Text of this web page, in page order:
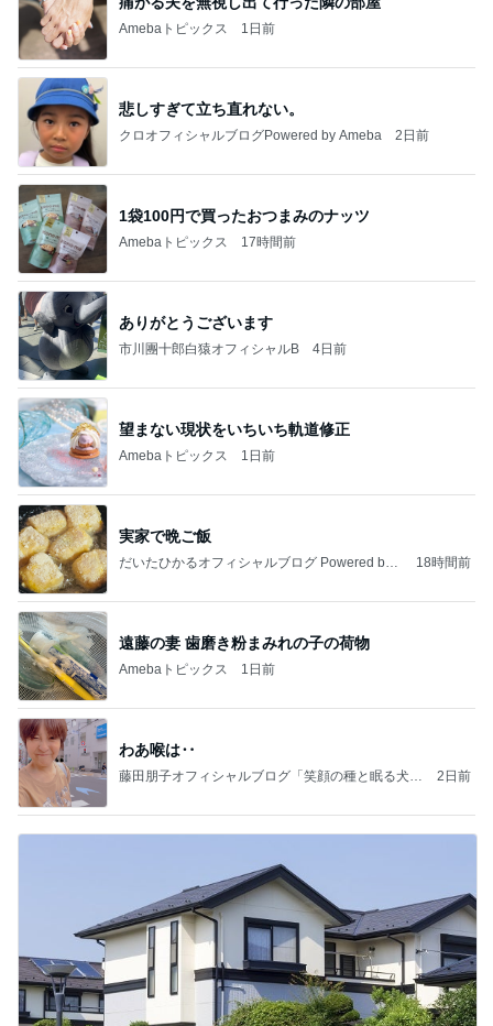
Amebaトピックス 1日前
悲しすぎて立ち直れない。
クロオフィシャルブログPowered by Ameba 2日前
1袋100円で買ったおつまみのナッツ
Amebaトピックス 17時間前
ありがとうございます
市川團十郎白猿オフィシャルB 4日前
望まない現状をいちいち軌道修正
Amebaトピックス 1日前
実家で晩ご飯
だいたひかるオフィシャルブログ Powered by
18時間前
遠藤の妻 歯磨き粉まみれの子の荷物
Amebaトピックス 1日前
わあ喉は‥
藤田朋子オフィシャルブログ「笑顔の種と眠る犬」
2日前